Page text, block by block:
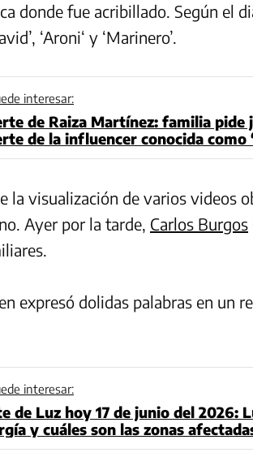
donde fue acribillado. Según el
‘Aroni‘ y ‘Marinero’.
interesar:
de Raiza Martínez: familia pide
de la influencer conocida como
la visualización de varios videos
Ayer por la tarde, Carlos Burgos
expresó dolidas palabras en un
interesar:
de Luz hoy 17 de junio del 2026:
y cuáles son las zonas